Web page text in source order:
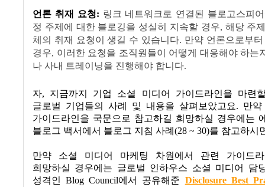
언론 취재 요청: 링크 네트워크로 연결된 블로고스피
정 주제에 대한 블로깅을 성실히 지속할 경우, 해당 주
체의 취재 요청이 생길 수 있습니다. 만약 언론으로부
경우, 이러한 요청을 조직원들이 어떻게 대응해야 하는
나 사내 트레이닝을 진행해야 합니다.
자, 지금까지 기업 소셜 미디어 가이드라인을 마련
글로벌 기업들의 사례 및 내용을 살펴보았고요. 만
가이드라인을 국문으로 참고하길 희망하실 경우에는
블로그 백서에서 블로그 지침 사례 (28 ~ 30)를 참고하시
만약 소셜 미디어 마케팅 차원에서 관련 가이드
희망하실 경우에는 글로벌 인하우스 소셜 미디어 담
성격인 Blog Council에서 공유해준 Disclosure Best